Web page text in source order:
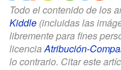
Todo el contenido de los
Kiddle (incluidas las
libremente para fines
licenciaAtribución-
lo contrario. Citar este